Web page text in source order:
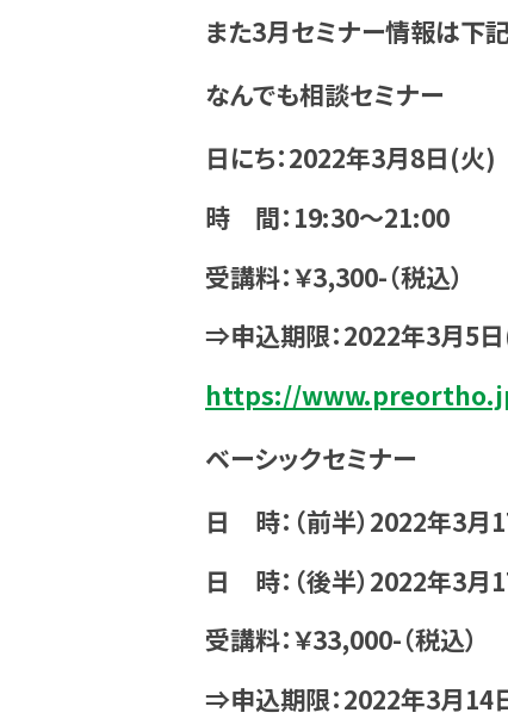
また3月セミナー情報は下記
なんでも相談セミナー
日にち：2022年3月8日(火)
時 間：19:30～21:00
受講料：￥3,300-（税込）
⇒申込期限：2022年3月5
https://
ベーシックセミナー
日 時：（前半）2022年3月
日 時：（後半）2022年3月
受講料：￥33,000-（税込）
⇒申込期限：2022年3月14